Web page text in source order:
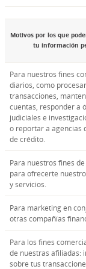
Motivos por los que
tu información
Para nuestros fines
diarios, como
transacciones,
cuentas, responder a
judiciales e
o reportar a agencias
de crédito.
Para nuestros fines
para ofrecerte
y servicios.
Para marketing en
otras compañías
Para los fines
de nuestras afiliadas:
sobre tus